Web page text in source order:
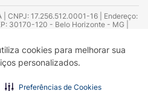
cookies para melhorar sua
personalizados.
Preferências de Cookies
CNPJ: 17.256.512.0001-16 | Endereço:
30170-120 - Belo Horizonte - MG |
| Yasmin Silva Alvarenga – CRF 52.584 -
Pinheiro - CRF Nº 13.748. Alvará
de Funcionamento da Empresa (AFE):